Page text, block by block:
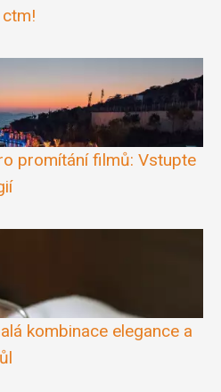
promítání filmů: Vstupte
kombinace elegance a